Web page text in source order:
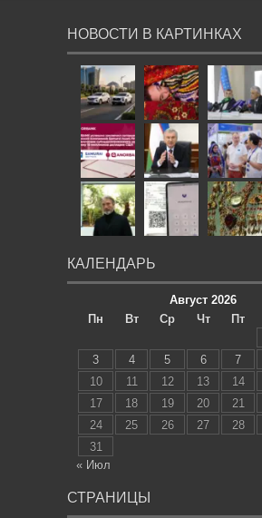
НОВОСТИ В КАРТИНКАХ
КАЛЕНДАРЬ
Август 2026
Пн
Вт Ср Чт Пт
3
4 5 6 7
10
11 12 13 14
17
18 19 20 21
24
25 26 27 28
31
« Июл
СТРАНИЦЫ